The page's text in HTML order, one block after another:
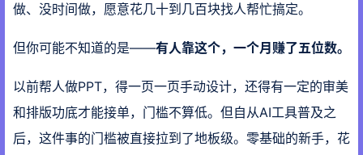
做、没时间做，愿意花几十到几百块找人帮忙搞定。
但你可能不知道的是——有人靠这个，一个月赚了五位数。
以前帮人做PPT，得一页一页手动设计，还得有一定的审美
和排版功底才能接单，门槛不算低。但自从AI工具普及之
后，这件事的门槛被直接拉到了地板级。零基础的新手，花